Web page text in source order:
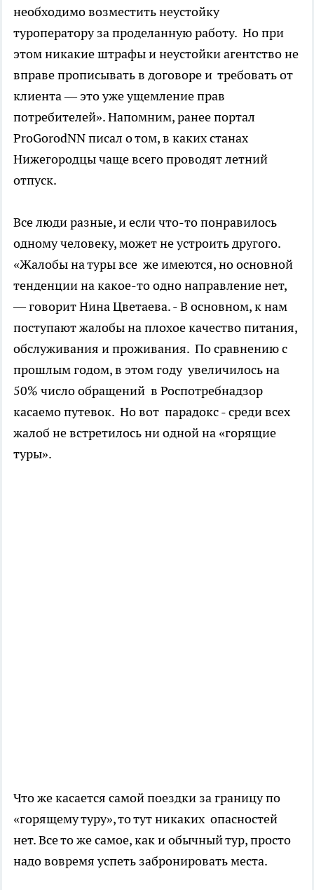
необходимо возместить неустойку
туроператору за проделанную работу. Но при
этом никакие штрафы и неустойки агентство не
вправе прописывать в договоре и требовать от
клиента — это уже ущемление прав
потребителей». Напомним, ранее портал
ProGorodNN писал о том, в каких станах
Нижегородцы чаще всего проводят летний
отпуск.
Все люди разные, и если что-то понравилось
одному человеку, может не устроить другого.
«Жалобы на туры все же имеются, но основной
тенденции на какое-то одно направление нет,
— говорит Нина Цветаева. - В основном, к нам
поступают жалобы на плохое качество питания,
обслуживания и проживания. По сравнению с
прошлым годом, в этом году увеличилось на
50% число обращений в Роспотребнадзор
касаемо путевок. Но вот парадокс - среди всех
жалоб не встретилось ни одной на «горящие
туры».
Что же касается самой поездки за границу по
«горящему туру», то тут никаких опасностей
нет. Все то же самое, как и обычный тур, просто
надо вовремя успеть забронировать места.